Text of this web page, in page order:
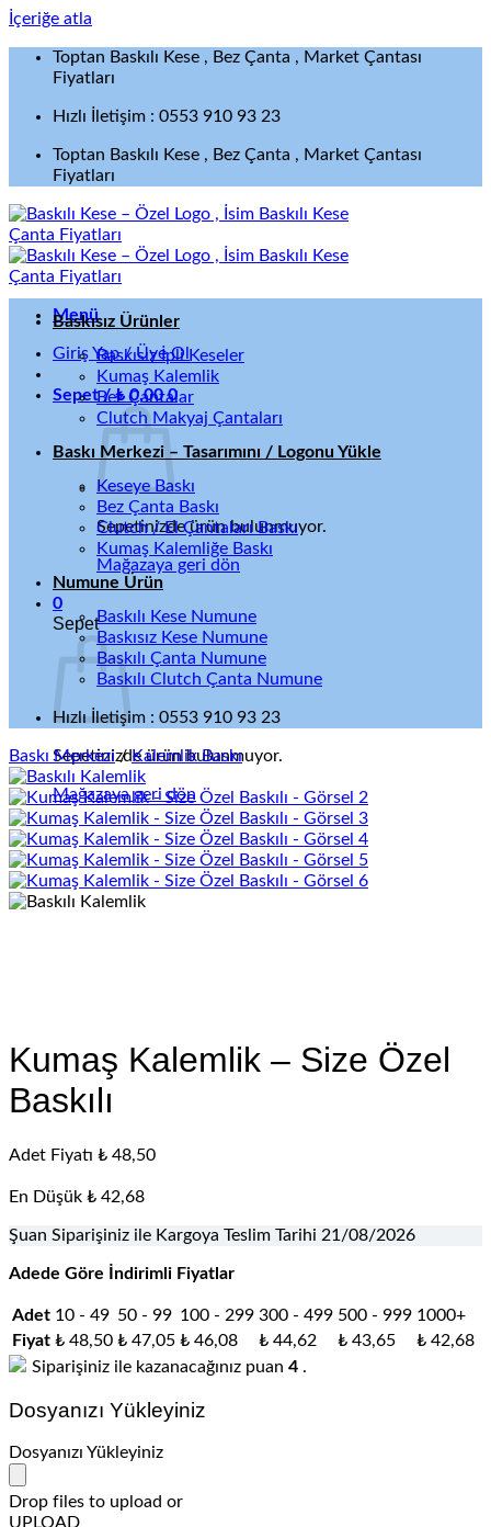
İçeriğe atla
Toptan Baskılı Kese , Bez Çanta , Market Çantası
Fiyatları
Hızlı İletişim : 0553 910 93 23
Toptan Baskılı Kese , Bez Çanta , Market Çantası
Fiyatları
Menü
Giriş Yap / Üye Ol
Sepet /₺0,00 0
Sepetinizde ürün bulunmuyor.
Mağazaya geri dön
0
Sepet
Sepetinizde ürün bulunmuyor.
Mağazaya geri dön
Baskısız Ürünler
Baskısız İpli Keseler
Kumaş Kalemlik
Bez Çantalar
Clutch Makyaj Çantaları
Baskı Merkezi – Tasarımını / Logonu Yükle
Keseye Baskı
Bez Çanta Baskı
Clutch / El Çantaları Baskı
Kumaş Kalemliğe Baskı
Numune Ürün
Baskılı Kese Numune
Baskısız Kese Numune
Baskılı Çanta Numune
Baskılı Clutch Çanta Numune
Hızlı İletişim : 0553 910 93 23
Baskı Merkezi / Kalemlik Baskı
Kumaş Kalemlik – Size Özel
Baskılı
Adet Fiyatı ₺ 48,50
En Düşük ₺ 42,68
Şuan Siparişiniz ile Kargoya Teslim Tarihi 21/08/2026
Adede Göre İndirimli Fiyatlar
Adet 10 - 49 50 - 99 100 - 299 300 - 499 500 - 999 1000+
Fiyat ₺ 48,50 ₺ 47,05 ₺ 46,08 ₺ 44,62 ₺ 43,65 ₺ 42,68
Siparişiniz ile kazanacağınız puan 4 .
Dosyanızı Yükleyiniz
Dosyanızı Yükleyiniz
Drop files to upload or
UPLOAD